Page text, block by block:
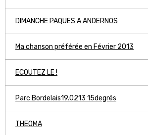
DIMANCHE PAQUES A ANDERNOS
Ma chanson préférée en Février 2013
ECOUTEZ LE !
Parc Bordelais19.0213 15degrés
THEOMA